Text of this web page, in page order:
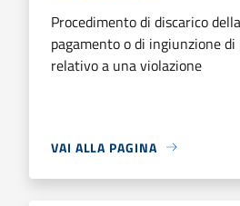
Procedimento di discarico
pagamento o di ingiunzione
relativo a una violazione
VAI ALLA PAGINA